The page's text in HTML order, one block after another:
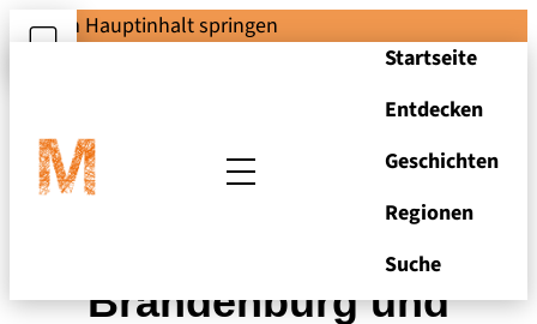
Zum Hauptinhalt springen
Startseite
Entdecken
Geschichten
Regionen
Suche
Landkarte von
Brandenburg und